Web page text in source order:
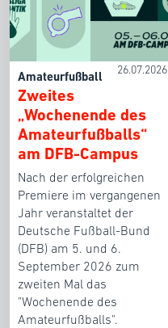
26.07.2026
Amateurfußball
Zweites
„Wochenende des
Amateurfußballs“
am DFB-Campus
Nach der erfolgreichen
Premiere im vergangenen
Jahr veranstaltet der
Deutsche Fußball-Bund
(DFB) am 5. und 6.
September 2026 zum
zweiten Mal das
"Wochenende des
Amateurfußballs".